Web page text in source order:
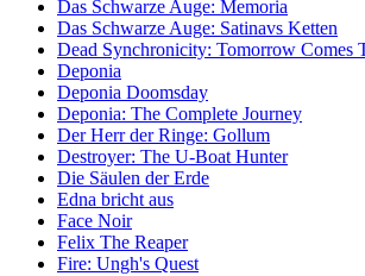
Das Schwarze Auge: Memoria
Das Schwarze Auge: Satinavs Ketten
Dead Synchronicity: Tomorrow Comes
Deponia
Deponia Doomsday
Deponia: The Complete Journey
Der Herr der Ringe: Gollum
Destroyer: The U-Boat Hunter
Die Säulen der Erde
Edna bricht aus
Face Noir
Felix The Reaper
Fire: Ungh's Quest